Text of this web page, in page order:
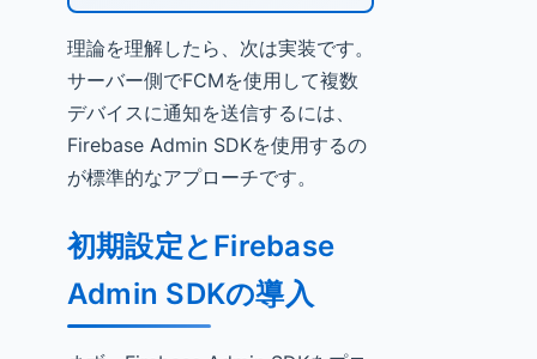
理論を理解したら、次は実装です。
サーバー側でFCMを使用して複数
デバイスに通知を送信するには、
Firebase Admin SDKを使用するの
が標準的なアプローチです。
初期設定とFirebase
Admin SDKの導入